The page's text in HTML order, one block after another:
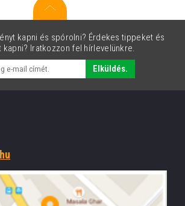
kapni és spórolni? Érdekes tippeket és
kapni? Iratkozzon fel hírlevelünkre.
Elküldés.